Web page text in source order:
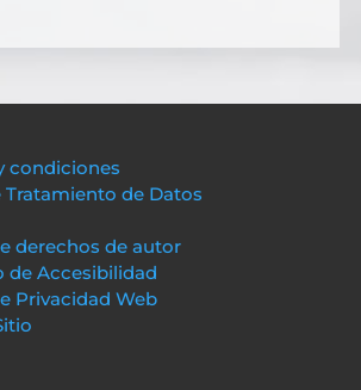
condiciones
Tratamiento de Datos
derechos de autor
de Accesibilidad
Privacidad Web